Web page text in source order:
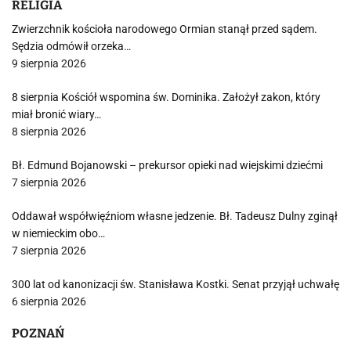
RELIGIA
Zwierzchnik kościoła narodowego Ormian stanął przed sądem.
Sędzia odmówił orzeka…
9 sierpnia 2026
8 sierpnia Kościół wspomina św. Dominika. Założył zakon, który
miał bronić wiary…
8 sierpnia 2026
Bł. Edmund Bojanowski – prekursor opieki nad wiejskimi dziećmi
7 sierpnia 2026
Oddawał współwięźniom własne jedzenie. Bł. Tadeusz Dulny zginął
w niemieckim obo…
7 sierpnia 2026
300 lat od kanonizacji św. Stanisława Kostki. Senat przyjął uchwałę
6 sierpnia 2026
POZNAŃ